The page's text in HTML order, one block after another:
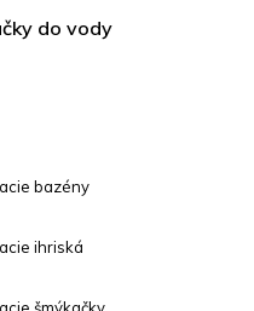
do vody
bazény
ihriská